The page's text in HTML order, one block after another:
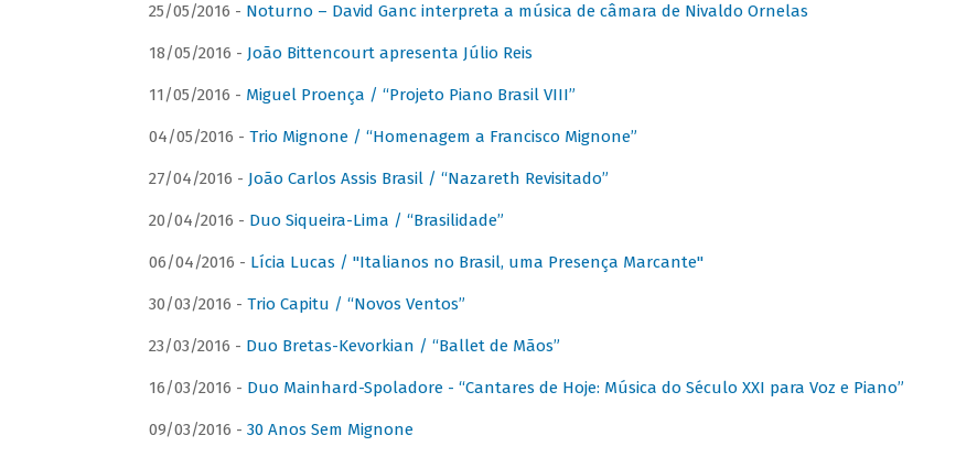
25/05/2016 - Noturno – David Ganc interpreta a música de câmara de Nivaldo Ornelas
18/05/2016 - João Bittencourt apresenta Júlio Reis
11/05/2016 - Miguel Proença / “Projeto Piano Brasil VIII”
04/05/2016 - Trio Mignone / “Homenagem a Francisco Mignone”
27/04/2016 - João Carlos Assis Brasil / “Nazareth Revisitado”
20/04/2016 - Duo Siqueira-Lima / “Brasilidade”
06/04/2016 - Lícia Lucas / "Italianos no Brasil, uma Presença Marcante"
30/03/2016 - Trio Capitu / “Novos Ventos”
23/03/2016 - Duo Bretas-Kevorkian / “Ballet de Mãos”
16/03/2016 - Duo Mainhard-Spoladore - “Cantares de Hoje: Música do Século XXI para Voz e Piano”
09/03/2016 - 30 Anos Sem Mignone